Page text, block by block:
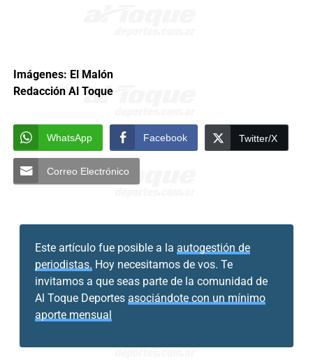
Imágenes: El Malón
Redacción Al Toque
WhatsApp Facebook Twitter/X
Correo Electrónico
Este artículo fue posible a la autogestión de
periodistas. Hoy necesitamos de vos. Te
invitamos a que seas parte de la comunidad de
Al Toque Deportes asociándote con un mínimo
aporte mensual